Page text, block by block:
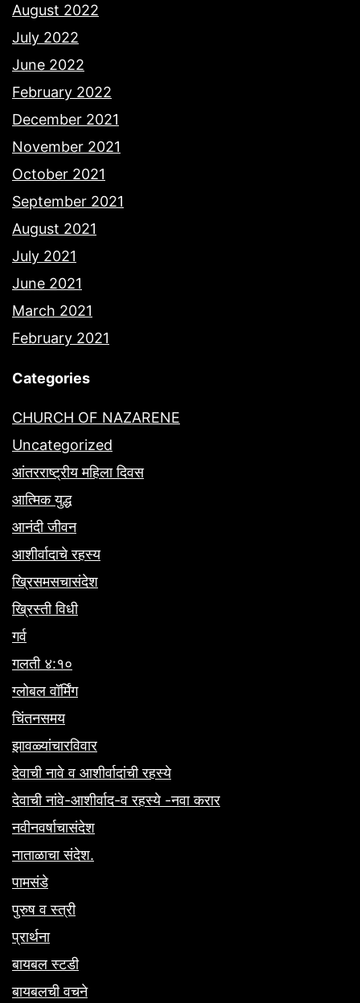
August 2022
July 2022
June 2022
February 2022
December 2021
November 2021
October 2021
September 2021
August 2021
July 2021
June 2021
March 2021
February 2021
Categories
CHURCH OF NAZARENE
Uncategorized
आंतरराष्ट्रीय महिला दिवस
आत्मिक युद्ध
आनंदी जीवन
आशीर्वादाचे रहस्य
ख्रिसमसचासंदेश
ख्रिस्ती विधी
गर्व
गलती ४:१०
ग्लोबल वॉर्मिंग
चिंतनसमय
झावळ्यांचारविवार
देवाची नावे व आशीर्वादांची रहस्ये
देवाची नांवे-आशीर्वाद-व रहस्ये -नवा करार
नवीनवर्षाचासंदेश
नाताळाचा संदेश.
पामसंडे
पुरुष व स्त्री
प्रार्थना
बायबल स्टडी
बायबलची वचने